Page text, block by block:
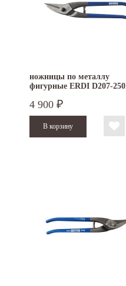
ножницы по металлу
фигурные ERDI D207-
4 900 ₽